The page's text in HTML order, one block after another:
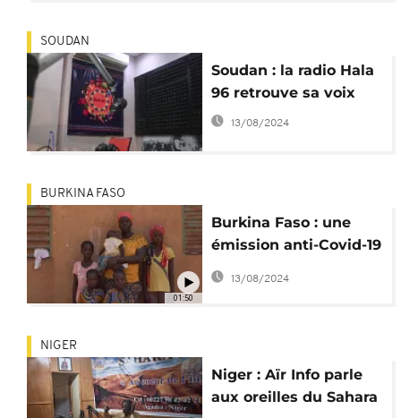
SOUDAN
Soudan : la radio Hala
96 retrouve sa voix
13/08/2024
01:50
BURKINA FASO
Burkina Faso : une
émission anti-Covid-19
au service des
femmes
13/08/2024
NIGER
Niger : Aïr Info parle
aux oreilles du Sahara